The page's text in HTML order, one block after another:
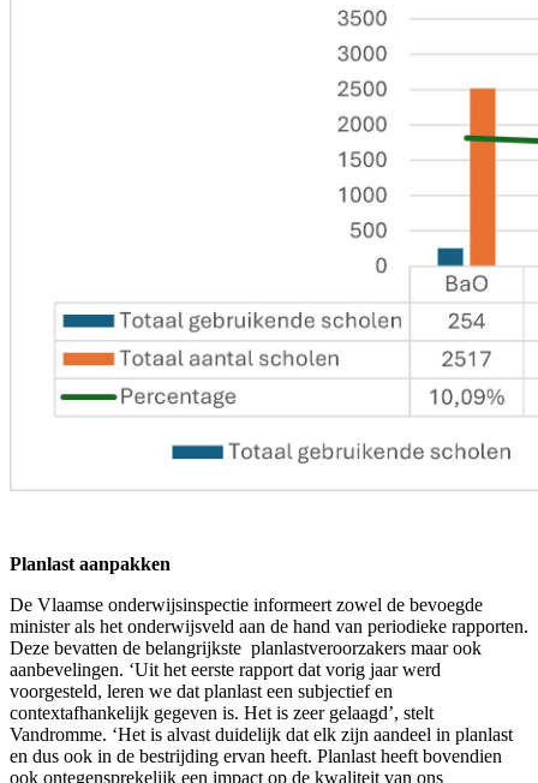
Planlast aanpakken
De Vlaamse onderwijsinspectie informeert zowel de bevoegde
minister als het onderwijsveld aan de hand van periodieke rapporten.
Deze bevatten de belangrijkste planlastveroorzakers maar ook
aanbevelingen. ‘Uit het eerste rapport dat vorig jaar werd
voorgesteld, leren we dat planlast een subjectief en
contextafhankelijk gegeven is. Het is zeer gelaagd’, stelt
Vandromme. ‘Het is alvast duidelijk dat elk zijn aandeel in planlast
en dus ook in de bestrijding ervan heeft. Planlast heeft bovendien
ook ontegensprekelijk een impact op de kwaliteit van ons